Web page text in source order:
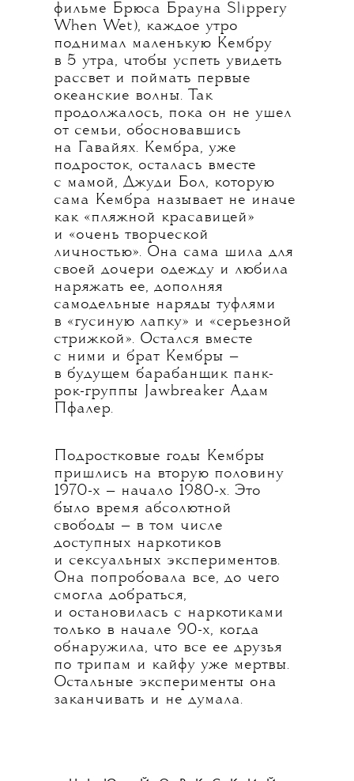
фильме Брюса Брауна Slippery
When Wet), каждое утро
поднимал маленькую Кембру
в 5 утра, чтобы успеть увидеть
рассвет и поймать первые
океанские волны. Так
продолжалось, пока он не ушел
от семьи, обосновавшись
на Гавайях. Кембра, уже
подросток, осталась вместе
с мамой, Джуди Бол, которую
сама Кембра называет не иначе
как «пляжной красавицей»
и «очень творческой
личностью». Она сама шила для
своей дочери одежду и любила
наряжать ее, дополняя
самодельные наряды туфлями
в «гусиную лапку» и «серьезной
стрижкой». Остался вместе
с ними и брат Кембры —
в будущем барабанщик панк-
рок-группы Jawbreaker Адам
Пфалер.
Подростковые годы Кембры
пришлись на вторую половину
1970-х — начало 1980-х. Это
было время абсолютной
свободы — в том числе
доступных наркотиков
и сексуальных экспериментов.
Она попробовала все, до чего
смогла добраться,
и остановилась с наркотиками
только в начале 90-х, когда
обнаружила, что все ее друзья
по трипам и кайфу уже мертвы.
Остальные эксперименты она
заканчивать и не думала.